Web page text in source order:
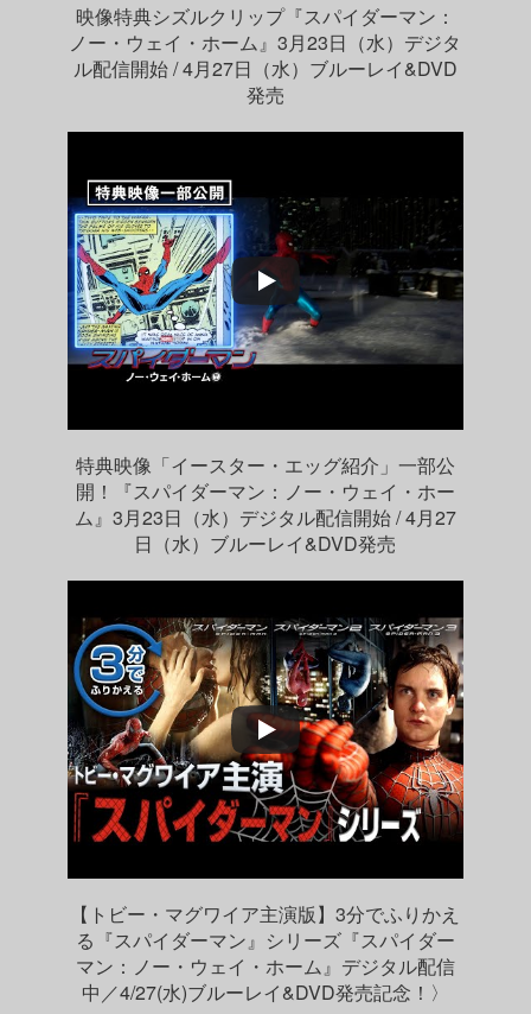
映像特典シズルクリップ『スパイダーマン：
ノー・ウェイ・ホーム』3月23日（水）デジタ
ル配信開始 / 4月27日（水）ブルーレイ&DVD
発売
特典映像「イースター・エッグ紹介」一部公
開！『スパイダーマン：ノー・ウェイ・ホー
ム』3月23日（水）デジタル配信開始 / 4月27
日（水）ブルーレイ&DVD発売
【トビー・マグワイア主演版】3分でふりかえ
る『スパイダーマン』シリーズ『スパイダー
マン：ノー・ウェイ・ホーム』デジタル配信
中／4/27(水)ブルーレイ&DVD発売記念！〉